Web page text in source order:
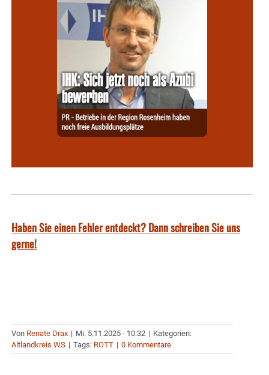
Haben Sie einen Fehler entdeckt? Dann schreiben Sie uns
gerne!
Von Renate Drax | Mi. 5.11.2025 - 10:32 | Kategorien:
Altlandkreis WS | Tags: ROTT | 0 Kommentare